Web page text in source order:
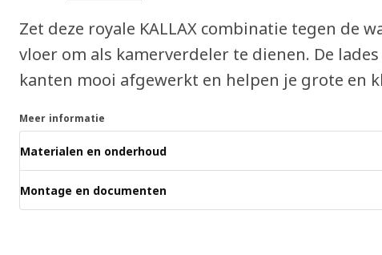
Zet deze royale KALLAX combinatie tegen de
vloer om als kamerverdeler te dienen. De
kanten mooi afgewerkt en helpen je grote en
Meer informatie
Materialen en onderhoud
Montage en documenten